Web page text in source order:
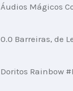
Áudios Mágicos
0.0 Barreiras, de
Doritos Rainbow